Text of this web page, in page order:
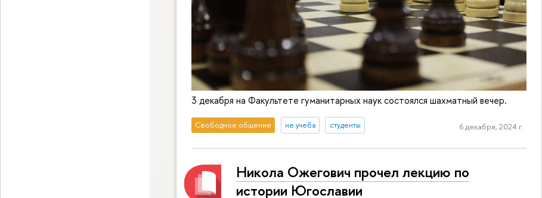
3 декабря на Факультете гуманитарных наук состоялся шахматный вечер.
Свободное общение не учеба студенты 6 декабря, 2024 г.
Никола Ожегович прочел лекцию по
истории Югославии